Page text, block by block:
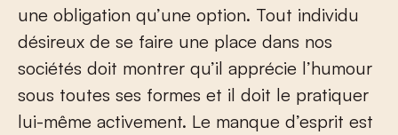
une obligation qu’une option. Tout individu
désireux de se faire une place dans nos
sociétés doit montrer qu’il apprécie l’humour
sous toutes ses formes et il doit le pratiquer
lui-même activement. Le manque d’esprit est